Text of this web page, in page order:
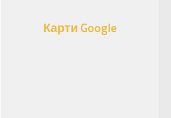
Карти Google